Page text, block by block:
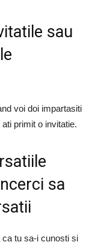
sau
voi doi impartasiti
primit o invitatie.
sa
tu sa-i cunosti si